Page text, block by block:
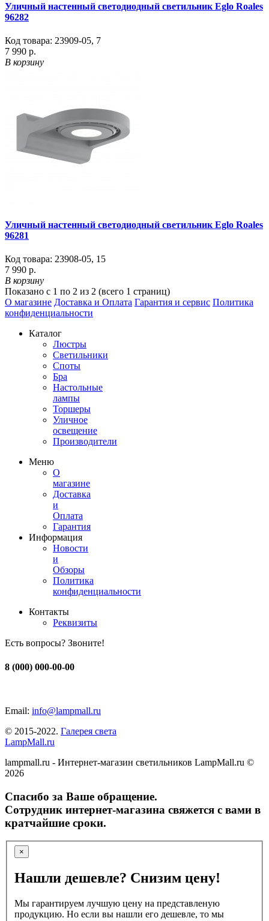
Уличный настенный светодиодный светильник Eglo Roales
96282
Код товара: 23909-05, 7
7 990 р.
В корзину
Уличный настенный светодиодный светильник Eglo Roales
96281
Код товара: 23908-05, 15
7 990 р.
В корзину
Показано с 1 по 2 из 2 (всего 1 страниц)
О магазине Доставка и Оплата Гарантия и сервис Политика
конфиденциальности
Каталог
Люстры
Светильники
Споты
Бра
Настольные
лампы
Торшеры
Уличное
освещение
Производители
Меню
О
магазине
Доставка
и
Оплата
Гарантия
Информация
Новости
и
Обзоры
Политика
конфиденциальности
Контакты
Реквизиты
Есть вопросы? Звоните!
8 (000) 000-00-00
Email: info@lampmall.ru
© 2015-2022. Галерея света
LampMall.ru
lampmall.ru - Интернет-магазин светильников LampMall.ru ©
2026
Спасибо за Ваше обращение.
Сотрудник интернет-магазина свяжется с вами в
кратчайшие сроки.
×
Нашли дешевле? Снизим цену!
Мы гарантируем лучшую цену на представленую
продукцию. Но если вы нашли его дешевле, то мы